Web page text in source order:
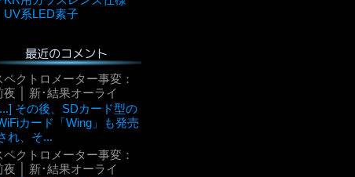
UV系LED素子
最近のコメント
ペクトロメーター事変：
夜 │ 新･結果オーライ
その後、SDカード型の
カード「Wing」も発売
れ、そ...
ペクトロメーター事変：
夜 │ 新･結果オーライ